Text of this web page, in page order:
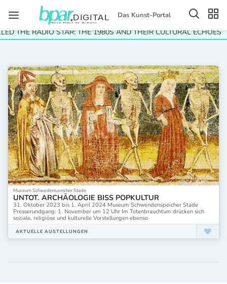
Das Kunst-Portal
THE RADIO STAR: THE 1980S AND THEIR CULTURAL ECHOES
Museum Schwedenspeicher Stade
UNTOT. ARCHÄOLOGIE BISS POPKULTUR
31. Oktober 2023 bis 1. April 2024 Museum Schwendenspeicher Stade
Presserundgang: 1. November um 12 Uhr Im Totenbrauchtum drücken sich
soziale, religiöse und kulturelle Vorstellungen ebenso
AKTUELLE AUSTELLUNGEN